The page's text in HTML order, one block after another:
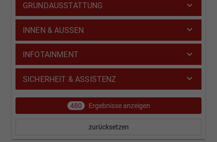
GRUNDAUSSTATTUNG
INNEN & AUSSEN
INFOTAINMENT
SICHERHEIT & ASSISTENZ
480 Ergebnisse anzeigen
zurücksetzen